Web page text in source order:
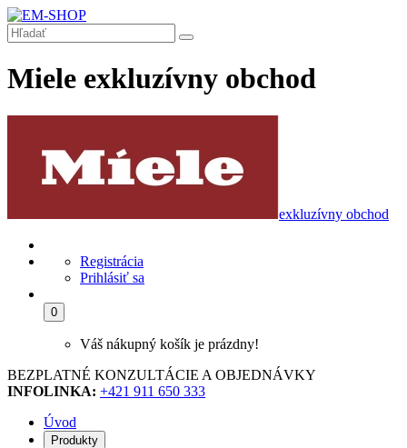
Miele exkluzívny obchod
exkluzívny obchod
Registrácia
Prihlásiť sa
0
Váš nákupný košík je prázdny!
BEZPLATNÉ KONZULTÁCIE A OBJEDNÁVKY
INFOLINKA: +421 911 650 333
Úvod
Produkty